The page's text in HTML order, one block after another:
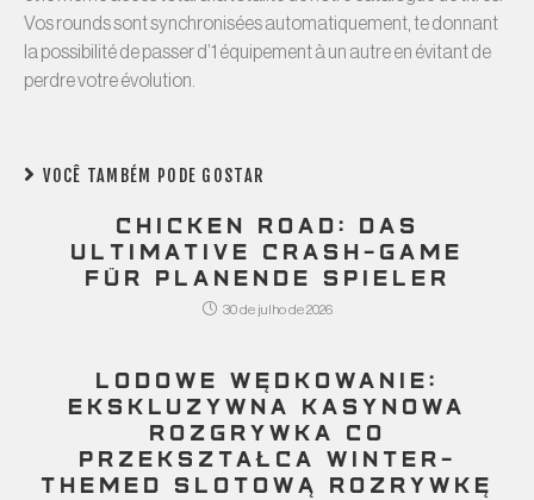
Vos rounds sont synchronisées automatiquement, te donnant
la possibilité de passer d’1 équipement à un autre en évitant de
perdre votre évolution.
VOCÊ TAMBÉM PODE GOSTAR
CHICKEN ROAD: DAS
ULTIMATIVE CRASH-GAME
FÜR PLANENDE SPIELER
30 de julho de 2026
LODOWE WĘDKOWANIE:
EKSKLUZYWNA KASYNOWA
ROZGRYWKA CO
PRZEKSZTAŁCA WINTER-
THEMED SLOTOWĄ ROZRYWKĘ